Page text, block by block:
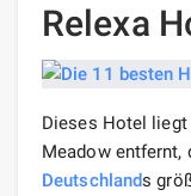
Relexa
Dieses Hotel liegt
Meadow entfernt,
Deutschlands